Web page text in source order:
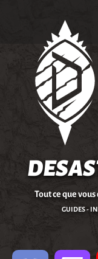
Tout ce que
GUIDES -